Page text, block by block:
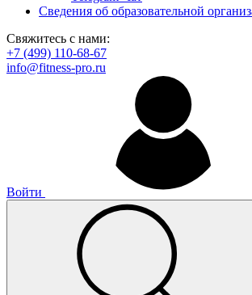
Сведения об образовательной
Свяжитесь с нами:
+7 (499) 110-68-67
info@fitness-pro.ru
Войти